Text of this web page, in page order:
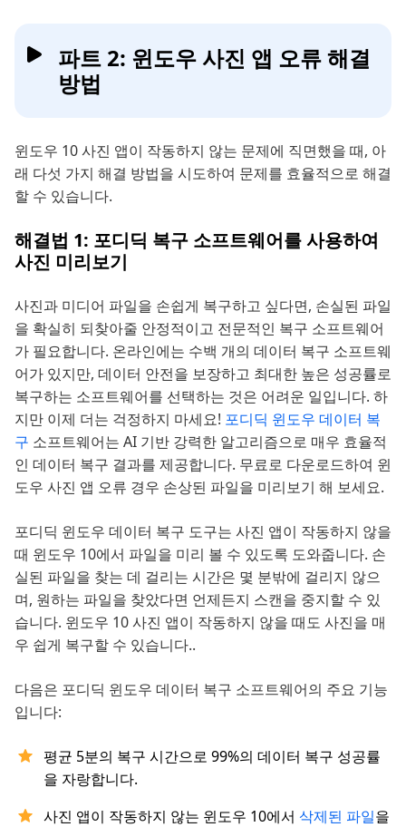
파트 2: 윈도우 사진 앱 오류 해결
방법
윈도우 10 사진 앱이 작동하지 않는 문제에 직면했을 때, 아
래 다섯 가지 해결 방법을 시도하여 문제를 효율적으로 해결
할 수 있습니다.
해결법 1: 포디딕 복구 소프트웨어를 사용하여
사진 미리보기
사진과 미디어 파일을 손쉽게 복구하고 싶다면, 손실된 파일
을 확실히 되찾아줄 안정적이고 전문적인 복구 소프트웨어
가 필요합니다. 온라인에는 수백 개의 데이터 복구 소프트웨
어가 있지만, 데이터 안전을 보장하고 최대한 높은 성공률로
복구하는 소프트웨어를 선택하는 것은 어려운 일입니다. 하
지만 이제 더는 걱정하지 마세요! 포디딕 윈도우 데이터 복
구 소프트웨어는 AI 기반 강력한 알고리즘으로 매우 효율적
인 데이터 복구 결과를 제공합니다. 무료로 다운로드하여 윈
도우 사진 앱 오류 경우 손상된 파일을 미리보기 해 보세요.
포디딕 윈도우 데이터 복구 도구는 사진 앱이 작동하지 않을
때 윈도우 10에서 파일을 미리 볼 수 있도록 도와줍니다. 손
실된 파일을 찾는 데 걸리는 시간은 몇 분밖에 걸리지 않으
며, 원하는 파일을 찾았다면 언제든지 스캔을 중지할 수 있
습니다. 윈도우 10 사진 앱이 작동하지 않을 때도 사진을 매
우 쉽게 복구할 수 있습니다..
다음은 포디딕 윈도우 데이터 복구 소프트웨어의 주요 기능
입니다:
평균 5분의 복구 시간으로 99%의 데이터 복구 성공률
을 자랑합니다.
사진 앱이 작동하지 않는 윈도우 10에서 삭제된 파일을